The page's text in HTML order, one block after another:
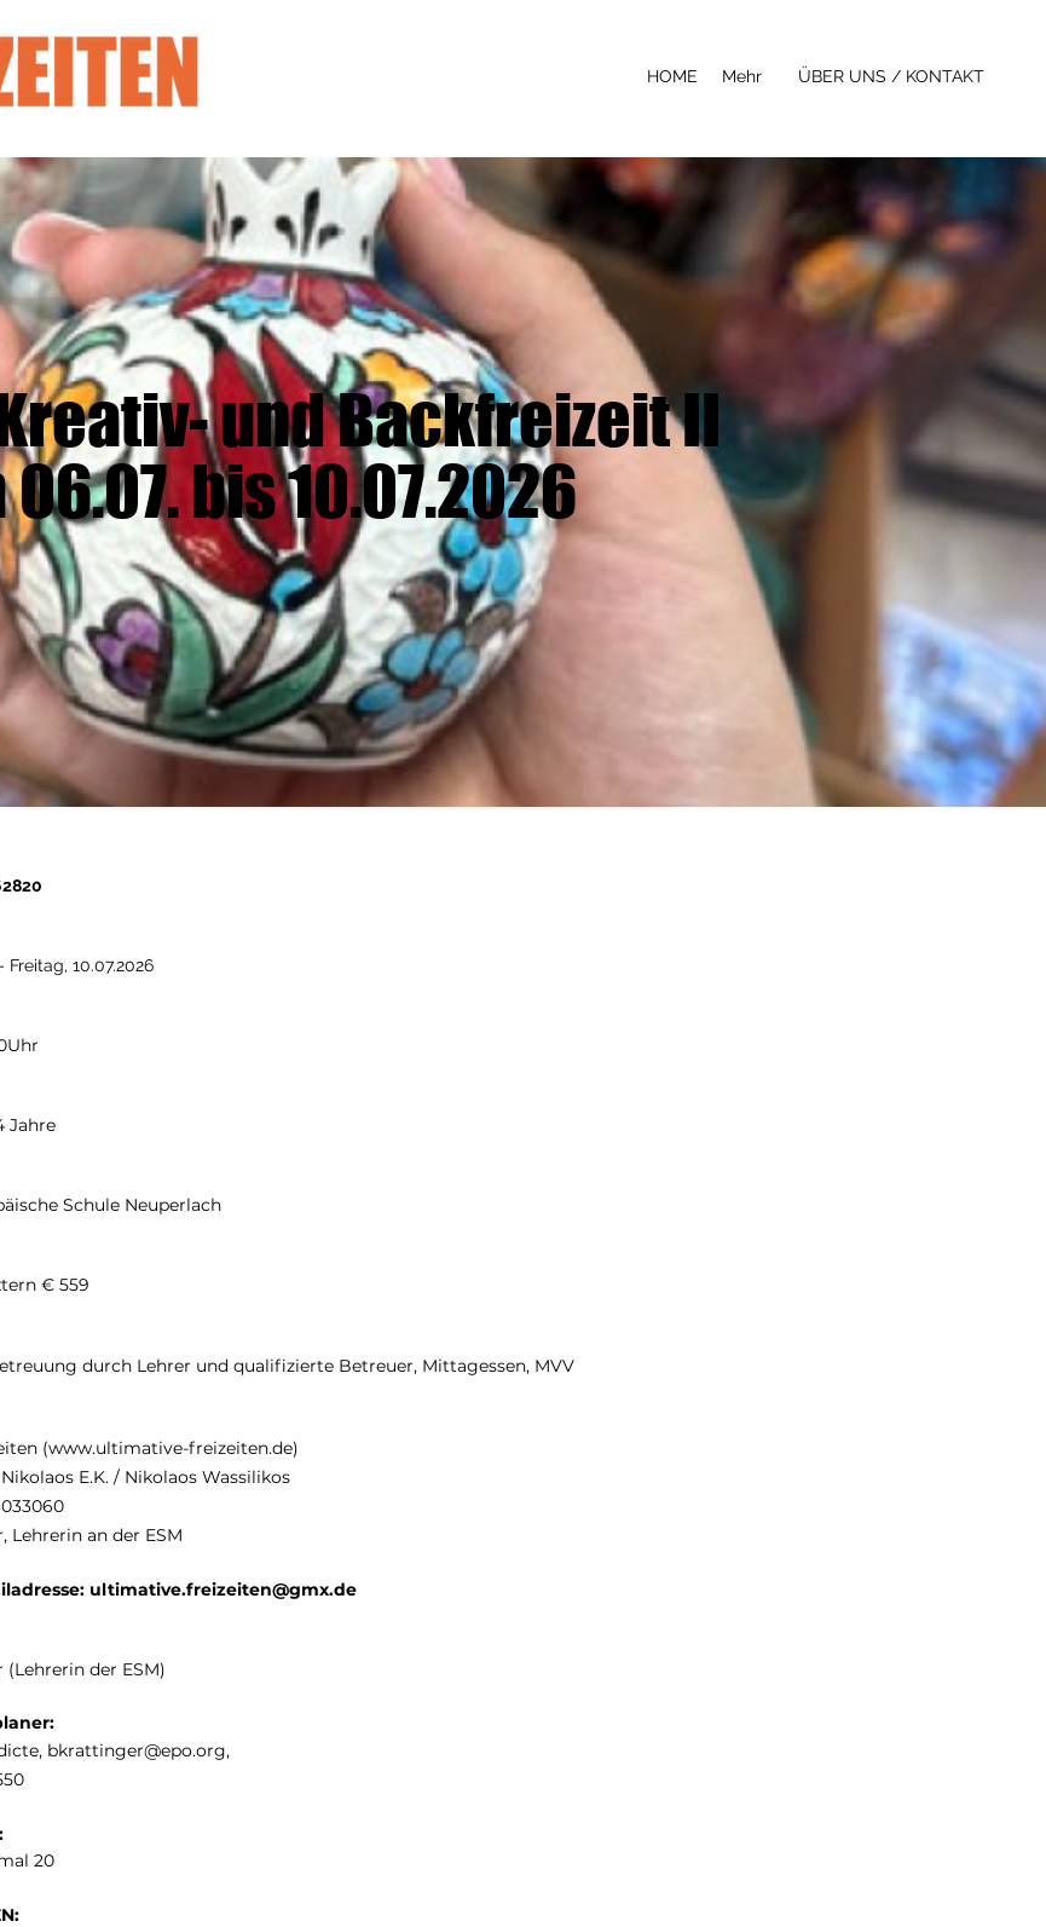
HOME Mehr ÜBER UNS / KONTAKT
und Backfreizeit II
bis 10.07.2026
Freitag, 10.07.2026
Jahre
Schule Neuperlach
€ 559
durch Lehrer und qualifizierte Betreuer, Mittagessen, MVV
(www.ultimative-freizeiten.de)
E.K. / Nikolaos Wassilikos
Lehrerin an der ESM
ultimative.freizeiten@gmx.de
der ESM)
bkrattinger@epo.org,
20